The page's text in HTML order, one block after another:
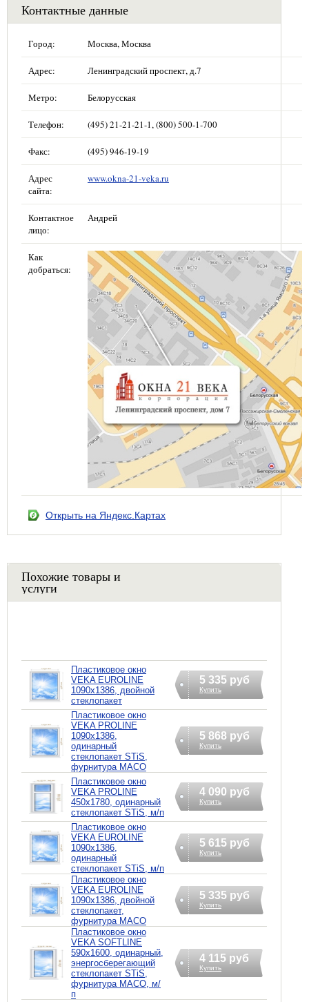
Контактные данные
Город: Москва, Москва
Адрес: Ленинградский проспект, д.7
Метро: Белорусская
Телефон: (495) 21-21-21-1, (800) 500-1-700
Факс: (495) 946-19-19
Адрес
сайта:
www.okna-21-veka.ru
Контактное
лицо:
Андрей
Как
добраться:
Открыть на Яндекс.Картах
Похожие товары и
услуги
Пластиковое окно
VEKA EUROLINE
1090х1386, двойной
стеклопакет
5 335 руб
Купить
Пластиковое окно
VEKA PROLINE
1090х1386,
одинарный
стеклопакет STiS,
фурнитура MACO
5 868 руб
Купить
Пластиковое окно
VEKA PROLINE
450х1780, одинарный
стеклопакет STiS, м/п
4 090 руб
Купить
Пластиковое окно
VEKA EUROLINE
1090х1386,
одинарный
стеклопакет STiS, м/п
5 615 руб
Купить
Пластиковое окно
VEKA EUROLINE
1090х1386, двойной
стеклопакет,
фурнитура MACO
5 335 руб
Купить
Пластиковое окно
VEKA SOFTLINE
590х1600, одинарный,
энергосберегающий
стеклопакет STiS,
фурнитура MACO, м/
п
4 115 руб
Купить